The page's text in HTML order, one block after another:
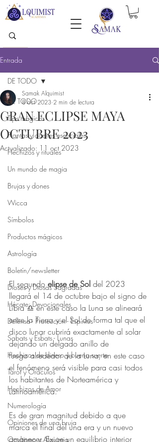
Entrada
DE TODO
Tips mágicos
Plantas y aceites esenciales
Hechizos y rituales
Un mundo de magia
Brujas y dones
Wicca
Símbolos
Productos mágicos
Astrología
Boletín/newsletter
Dioses y Diosas Sagradas
Hécate: Devocionales
Defensa - Protección - Espíritus
Sabats y Esbats - Lunas
Hechizos de dinero y buena suerte
Tarot y Oráculos
Hechizos de Amor
Numerología
Opiniones de una bruja
Ocultismo y Alquimia
DE TODO
GRAN ECLIPSE MAYA
OCTUBRE 2023
Samak Alquimist
8 oct 2023 2 min de lectura
Actualizado: 11 oct 2023
El segundo elipse de Sol del 2023
llegará el 14 de octubre bajo el signo de
Libra ♎️ en este caso la Luna se alineará
entre la Tierra y el Sol de forma tal que el
disco lunar cubrirá exactamente al solar
dejando un delgado anillo de
fuego alrededor de la Luna, en este caso
el fenómeno será visible para casi todos
los habitantes de Norteamérica y
Latinoamérica.
Es de gran magnitud debido a que
marca el final del una era y un nuevo
amanecer. Exige un equilibrio interior